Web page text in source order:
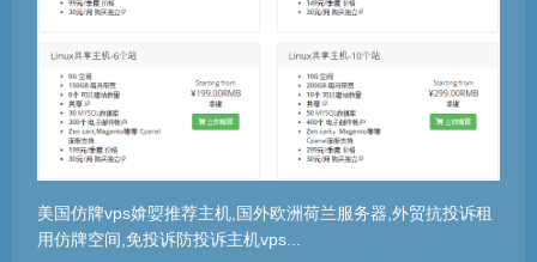
美国仿牌vps媕娿推荐主机,国外欧洲荷兰服务器,外贸抗投诉租
用仿牌空间,免投诉防投诉主机vps...